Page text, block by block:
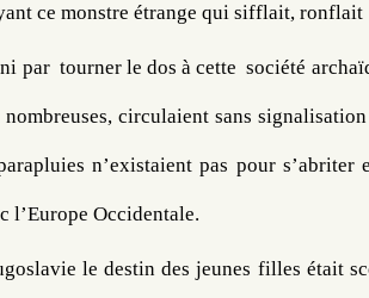
ce monstre étrange qui sifflait, ronflait
par  tourner le dos à cette  société
circulaient sans
n’existaient pas pour s’abriter
l’Europe Occidentale.
le destin des jeunes filles était